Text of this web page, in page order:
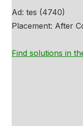
Ad: tes (4740)
Placement: After
Find solutions in